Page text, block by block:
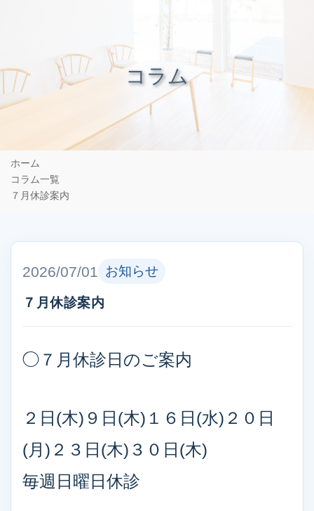
コラム
ホーム
コラム一覧
７月休診案内
2026/07/01 お知らせ
７月休診案内
◯７月休診日のご案内
２日(木)９日(木)１６日(水)２０日
(月)２３日(木)３０日(木)
毎週日曜日休診